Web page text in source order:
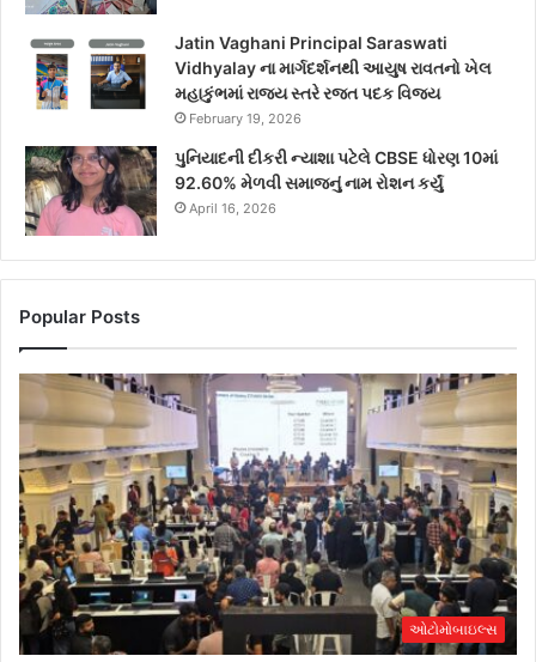
Jatin Vaghani Principal Saraswati
Vidhyalay ના માર્ગદર્શનથી આયુષ રાવતનો ખેલ
મહાકુંભમાં રાજ્ય સ્તરે રજત પદક વિજય
February 19, 2026
પુનિયાદની દીકરી ન્યાશા પટેલે CBSE ધોરણ 10માં
92.60% મેળવી સમાજનું નામ રોશન કર્યું
April 16, 2026
Popular Posts
ઓટોમોબાઇલ્સ